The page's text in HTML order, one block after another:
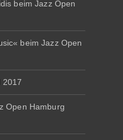
beim Jazz Open
beim Jazz Open
2017
Open Hamburg